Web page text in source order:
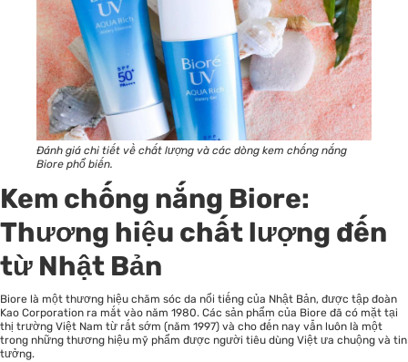
Đánh giá chi tiết về chất lượng và các dòng kem chống nắng
Biore phổ biến.
Kem chống nắng Biore:
Thương hiệu chất lượng đến
từ Nhật Bản
Biore là một thương hiệu chăm sóc da nổi tiếng của Nhật Bản, được tập đoàn
Kao Corporation ra mắt vào năm 1980. Các sản phẩm của Biore đã có mặt tại
thị trường Việt Nam từ rất sớm (năm 1997) và cho đến nay vẫn luôn là một
trong những thương hiệu mỹ phẩm được người tiêu dùng Việt ưa chuộng và tin
tưởng.